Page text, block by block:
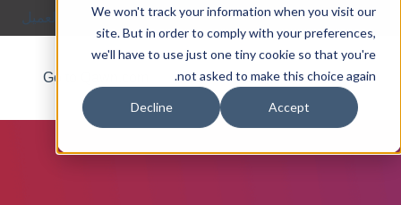
We won't track your information when you visit our
site. But in order to comply with your preferences,
we'll have to use just one tiny cookie so that you're
not asked to make this choice again.
Accept
Decline
العربية - مصرإظهار القائمة الفرعية للترجمات بوابة العميل
Blog
About
Go to Qawn.com